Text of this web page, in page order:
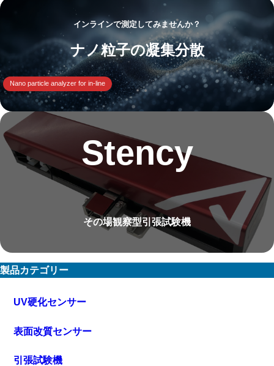
インラインで測定してみませんか？
ナノ粒子の凝集分散
Nano particle analyzer for in-line
Stency
その場観察型引張試験機
製品カテゴリー
UV硬化センサー
表面改質センサー
引張試験機